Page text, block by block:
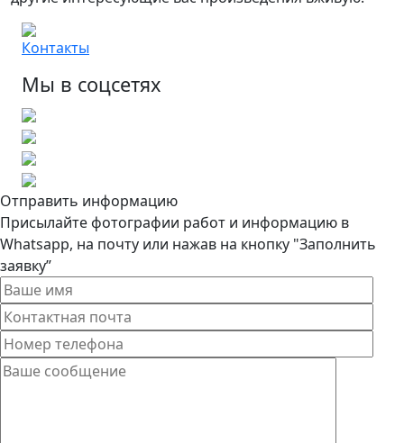
Контакты
Мы в соцсетях
Отправить информацию
Присылайте фотографии работ и информацию в
Whatsapp, на почту или нажав на кнопку "Заполнить
заявку”